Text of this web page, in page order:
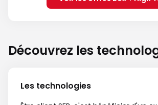
Découvrez les
Les technologies